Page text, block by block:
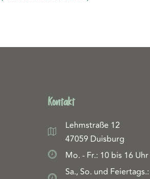
Kontakt
Lehmstraße 12
47059 Duisburg
Mo. - Fr.: 10 bis 16 Uhr
Sa., So. und Feiertags.: